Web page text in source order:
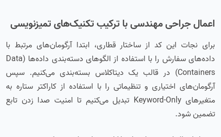
اعمال جراحی مهندسی با ترکیب تکنیک‌های تمیزنویسی
برای نجات این کد از ساختار قطاری، ابتدا آرگومان‌های مرتبط با
داده‌های سفارش را با استفاده از الگوهای دسته‌بندی داده‌ها (Data
Containers) در قالب یک دیتاکلاس بسته‌بندی می‌کنیم. سپس
آرگومان‌های اختیاری و تنظیماتی را با استفاده از کاراکتر ستاره به
متغیرهای Keyword-Only تبدیل می‌کنیم تا امنیت صدا زدن تابع
تضمین شود.